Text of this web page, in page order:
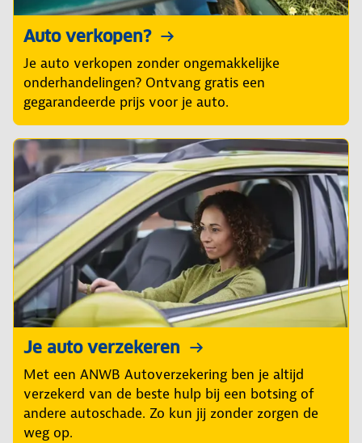
Auto verkopen?
Je auto verkopen zonder ongemakkelijke
onderhandelingen? Ontvang gratis een
gegarandeerde prijs voor je auto.
Je auto verzekeren
Met een ANWB Autoverzekering ben je altijd
verzekerd van de beste hulp bij een botsing of
andere autoschade. Zo kun jij zonder zorgen de
weg op.